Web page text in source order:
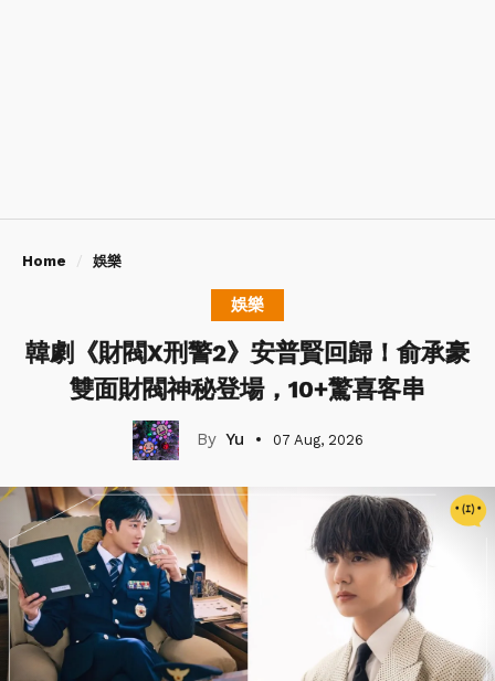
Home 娛樂
娛樂
韓劇《財閥X刑警2》安普賢回歸！俞承豪
雙面財閥神秘登場，10+驚喜客串
Yu 07 Aug, 2026